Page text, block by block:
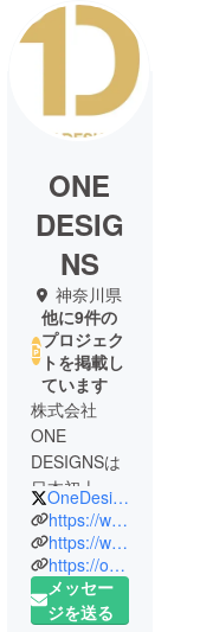
ONE
DESIG
NS
神奈川県
他に9件の
プロジェク
トを掲載し
ています
株式会社
ONE
DESIGNSは
日本初上陸
のデザイン
性、機能性
に優れた商
材を世界各
国より発掘
OneDesignsCo
https://www.facebook.com/pg/OneDesigns.co/photos/?ref=page_internal
https://www.instagram.com/onedesigns.co/?hl=ja
https://onedesigns.jp/
メッセー
ジを送る